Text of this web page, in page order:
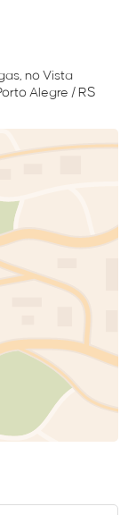
no Vista
Alegre / RS